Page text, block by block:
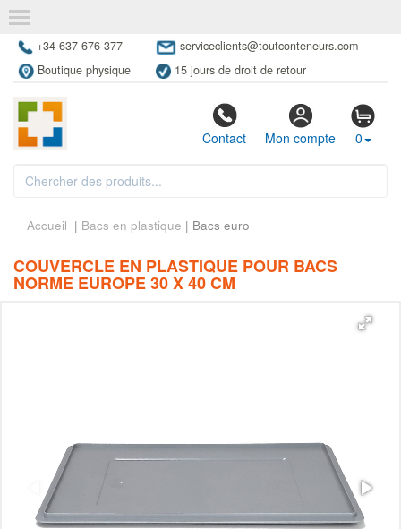
+34 637 676 377
serviceclients@toutconteneurs.com
Boutique physique
15 jours de droit de retour
Contact Mon compte 0
Accueil | Bacs en plastique | Bacs euro
COUVERCLE EN PLASTIQUE POUR BACS
NORME EUROPE 30 X 40 CM